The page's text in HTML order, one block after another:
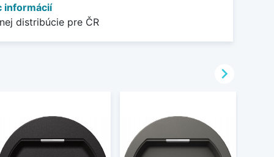
informácií
distribúcie pre ČR
